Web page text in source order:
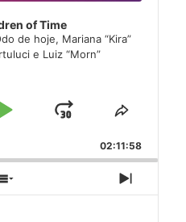
of Time
de hoje, Mariana “Kira”
e Luiz “Morn”
Play
Jump
Forward
Share
Episode
02:11:58
Show
Episodes
Next
Episode